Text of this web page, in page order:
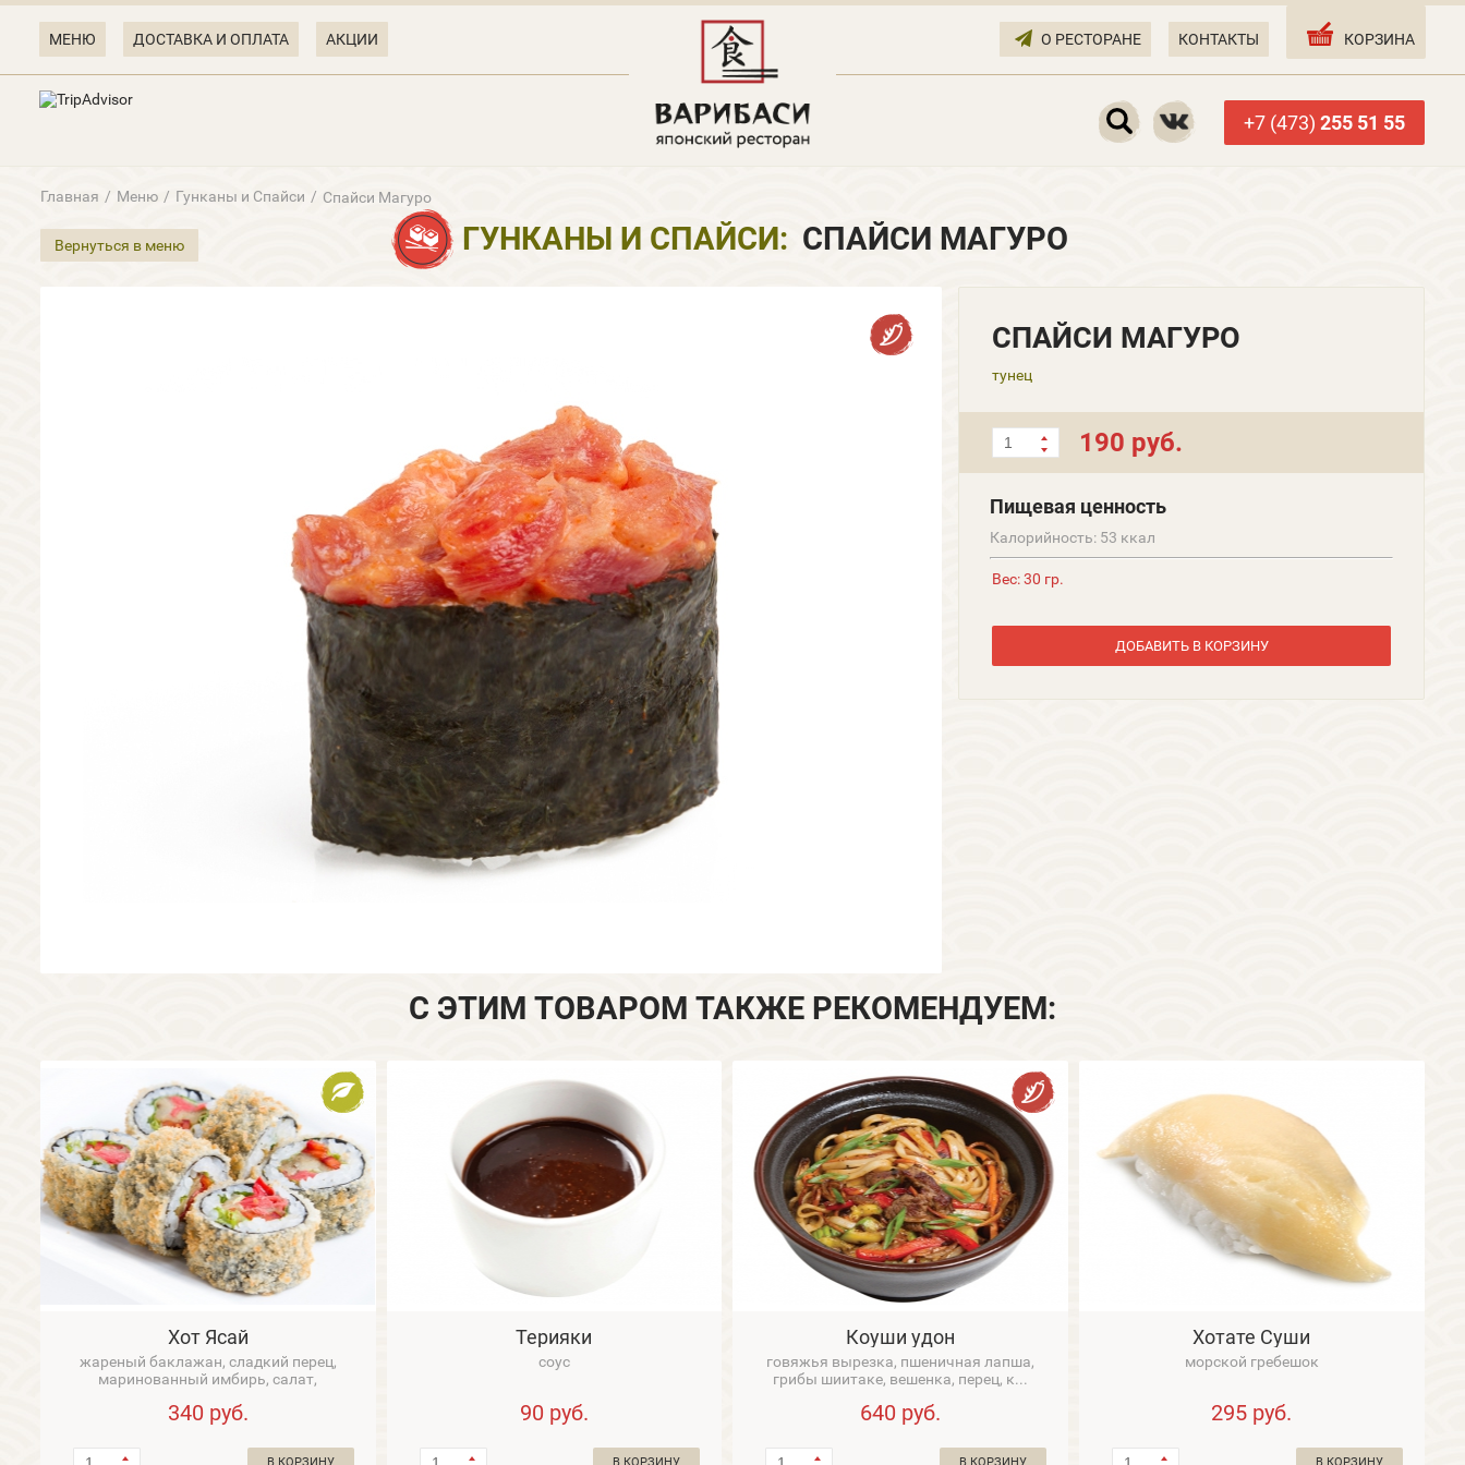
МЕНЮ ДОСТАВКА И ОПЛАТА АКЦИИ О РЕСТОРАНЕ КОНТАКТЫ КОРЗИНА
+7 (473) 255 51 55
Главная / Меню / Гунканы и Cпайси / Спайси Магуро
Вернуться в меню ГУНКАНЫ И CПАЙСИ: СПАЙСИ МАГУРО
СПАЙСИ МАГУРО
тунец
190 руб.
Пищевая ценность
Калорийность: 53 ккал
Вес: 30 гр.
ДОБАВИТЬ В КОРЗИНУ
С ЭТИМ ТОВАРОМ ТАКЖЕ РЕКОМЕНДУЕМ:
Хот Ясай
жареный баклажан, сладкий перец,
маринованный имбирь, салат,
340 руб.
Терияки
соус
90 руб.
Коуши удон
говяжья вырезка, пшеничная лапша,
грибы шиитаке, вешенка, перец, к...
640 руб.
Хотате Суши
морской гребешок
295 руб.